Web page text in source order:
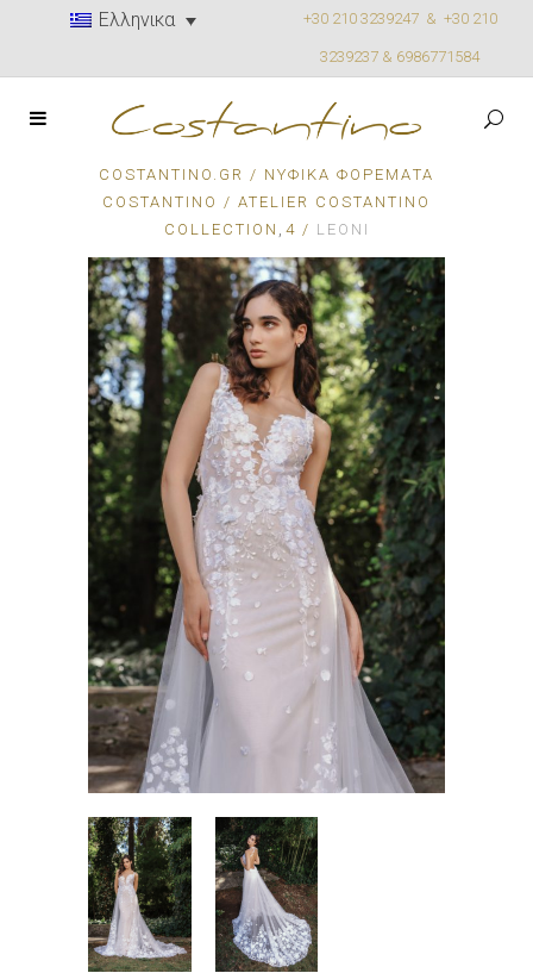
Ελληνικα +30 210 3239247 & +30 210
3239237 & 6986771584
COSTANTINO.GR / ΝΥΦΙΚΆ ΦΟΡΈΜΑΤΑ
COSTANTINO / ATELIER COSTANTINO
COLLECTION 4 / LEONI